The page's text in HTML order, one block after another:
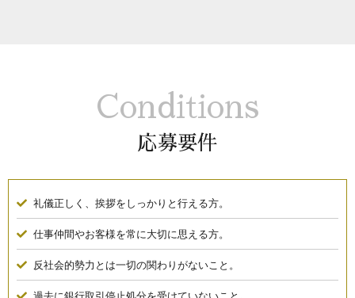
Conditions
応募要件
礼儀正しく、挨拶をしっかりと行える方。
仕事仲間やお客様を常に大切に思える方。
反社会的勢⼒とは⼀切の関わりがないこと。